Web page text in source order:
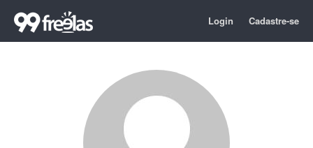
Login Cadastre-se